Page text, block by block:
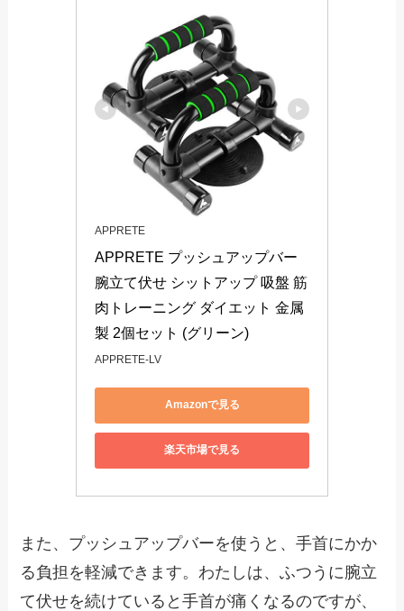
APPRETE
APPRETE プッシュアップバー
腕立て伏せ シットアップ 吸盤 筋
肉トレーニング ダイエット 金属
製 2個セット (グリーン)
APPRETE-LV
Amazonで見る
楽天市場で見る
また、プッシュアップバーを使うと、手首にかか
る負担を軽減できます。わたしは、ふつうに腕立
て伏せを続けていると手首が痛くなるのですが、